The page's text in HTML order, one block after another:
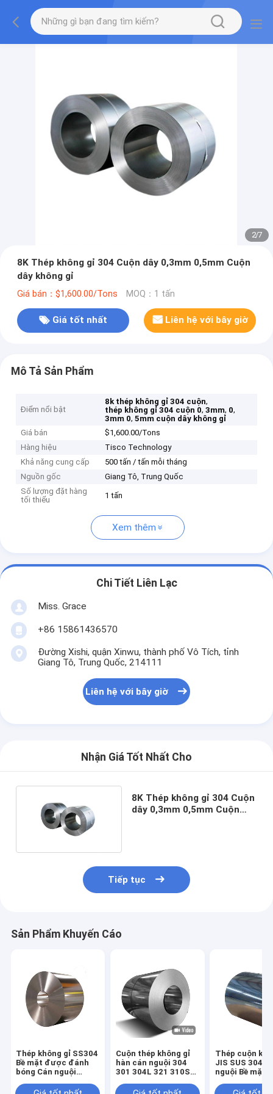
2/7
8K Thép không gỉ 304 Cuộn dây 0,3mm 0,5mm Cuộn
dây không gỉ
Giá bán：$1,600.00/Tons MOQ：1 tấn
Giá tốt nhất Liên hệ với bây giờ
Mô Tả Sản Phẩm
Điểm nổi bật
8k thép không gỉ 304 cuộn,
thép không gỉ 304 cuộn 0,3mm, 0,
3mm 0,5mm cuộn dây không gỉ
Giá bán
$1,600.00/Tons
Hàng hiệu
Tisco Technology
Khả năng cung cấp
500 tấn / tấn mỗi tháng
Nguồn gốc
Giang Tô, Trung Quốc
Số lượng đặt hàng
tối thiểu
1 tấn
Xem thêm
Chi Tiết Liên Lạc
Miss. Grace
+86 15861436570
Đường Xishi, quận Xinwu, thành phố Vô Tích, tỉnh
Giang Tô, Trung Quốc, 214111
Liên hệ với bây giờ
Nhận Giá Tốt Nhất Cho
8K Thép không gỉ 304 Cuộn
dây 0,3mm 0,5mm Cuộn
Tiếp tục
Sản Phẩm Khuyến Cáo
Thép không gỉ SS304
Bề mặt được đánh
bóng Cán nguội
Cuộn thép không gỉ
hàn cán nguội 304
301 304L 321 310S
Thép cuộn
JIS SUS 304
nguội Bề mặt